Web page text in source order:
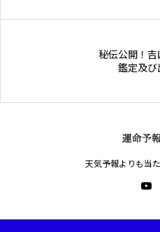
秘伝公開！
鑑定及
天気予報よりも当